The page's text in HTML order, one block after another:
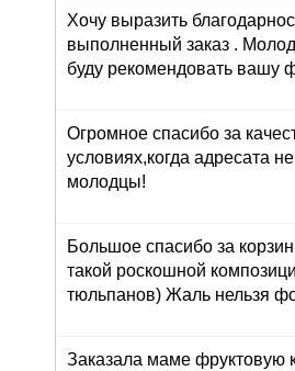
Хочу выразить
выполненный заказ .
буду рекомендовать вашу
Огромное спасибо за
условиях,когда адресата
молодцы!
Большое спасибо за
такой роскошной
тюльпанов) Жаль нельзя
Заказала маме фруктовую